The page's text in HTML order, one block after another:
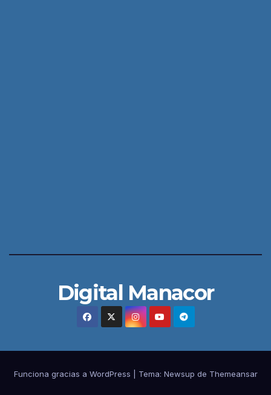
Digital Manacor
Funciona gracias a WordPress Tema: Newsup de Themeansar